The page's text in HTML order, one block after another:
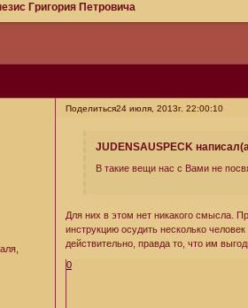
Григория Петровича
Поделиться24 июля, 2013г. 22:00:10
JUDENSAUSPECK
В такие вещи нас с Вами не
Для них в этом нет никакого смысла.
инструкцию осудить несколько
действительно, правда то, что им
0